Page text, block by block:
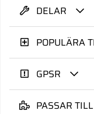
DELAR
POPULÄRA
GPSR
PASSAR TILL